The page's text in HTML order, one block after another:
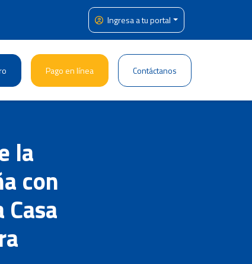
Ingresa a tu portal
Pago en línea Contáctanos
la
con